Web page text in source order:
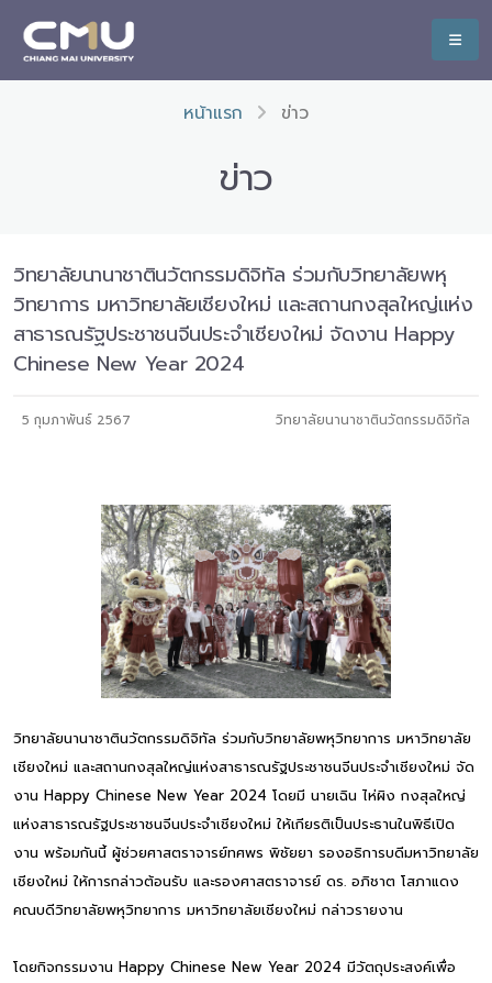
หน้าแรก ข่าว
ข่าว
วิทยาลัยนานาชาตินวัตกรรมดิจิทัล ร่วมกับวิทยาลัยพหุ
วิทยาการ มหาวิทยาลัยเชียงใหม่ และสถานกงสุลใหญ่แห่ง
สาธารณรัฐประชาชนจีนประจำเชียงใหม่ จัดงาน Happy
Chinese New Year 2024
5 กุมภาพันธ์ 2567 วิทยาลัยนานาชาตินวัตกรรมดิจิทัล
วิทยาลัยนานาชาตินวัตกรรมดิจิทัล ร่วมกับวิทยาลัยพหุวิทยาการ มหาวิทยาลัย
เชียงใหม่ และสถานกงสุลใหญ่แห่งสาธารณรัฐประชาชนจีนประจำเชียงใหม่ จัด
งาน Happy Chinese New Year 2024 โดยมี นายเฉิน ไห่ผิง กงสุลใหญ่
แห่งสาธารณรัฐประชาชนจีนประจำเชียงใหม่ ให้เกียรติเป็นประธานในพิธีเปิด
งาน พร้อมกันนี้ ผู้ช่วยศาสตราจารย์ทศพร พิชัยยา รองอธิการบดีมหาวิทยาลัย
เชียงใหม่ ให้การกล่าวต้อนรับ และรองศาสตราจารย์ ดร. อภิชาต โสภาแดง
คณบดีวิทยาลัยพหุวิทยาการ มหาวิทยาลัยเชียงใหม่ กล่าวรายงาน
โดยกิจกรรมงาน Happy Chinese New Year 2024 มีวัตถุประสงค์เพื่อ